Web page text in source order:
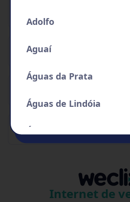
Me ajuda
Contratos
Internet de
Adolfo
Aguaí
Águas da Prata
Águas de Lindóia
Águas de Santa Bárbara